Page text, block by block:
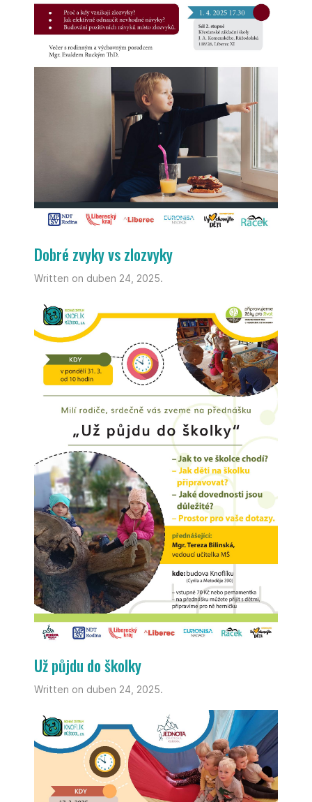
Dobré zvyky vs zlozvyky
Written on duben 24, 2025.
Už půjdu do školky
Written on duben 24, 2025.